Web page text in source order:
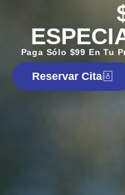
Paga Sólo $99 En Tu
Reservar Cita